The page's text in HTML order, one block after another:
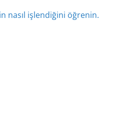
nasıl işlendiğini öğrenin.